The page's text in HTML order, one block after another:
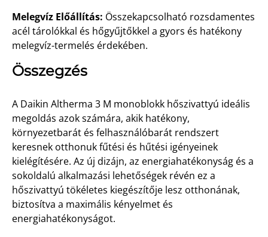
Melegvíz Előállítás: Összekapcsolható rozsdamentes
acél tárolókkal és hőgyűjtőkkel a gyors és hatékony
melegvíz-termelés érdekében.
Összegzés
A Daikin Altherma 3 M monoblokk hőszivattyú ideális
megoldás azok számára, akik hatékony,
környezetbarát és felhasználóbarát rendszert
keresnek otthonuk fűtési és hűtési igényeinek
kielégítésére. Az új dizájn, az energiahatékonyság és a
sokoldalú alkalmazási lehetőségek révén ez a
hőszivattyú tökéletes kiegészítője lesz otthonának,
biztosítva a maximális kényelmet és
energiahatékonyságot.